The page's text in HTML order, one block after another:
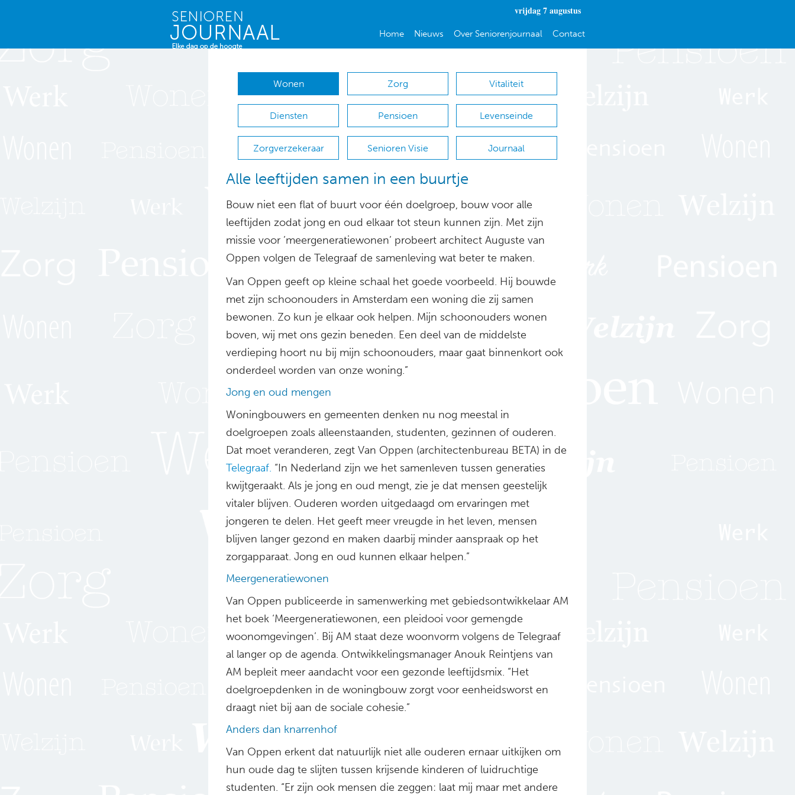
vrijdag 7 augustus
Home Nieuws Over Seniorenjournaal Contact
Wonen Zorg Vitaliteit
Diensten Pensioen Levenseinde
Zorgverzekeraar Senioren Visie Journaal
Alle leeftijden samen in een buurtje
Bouw niet een flat of buurt voor één doelgroep, bouw voor alle
leeftijden zodat jong en oud elkaar tot steun kunnen zijn. Met zijn
missie voor ’meergeneratiewonen’ probeert architect Auguste van
Oppen volgen de Telegraaf de samenleving wat beter te maken.
Van Oppen geeft op kleine schaal het goede voorbeeld. Hij bouwde
met zijn schoonouders in Amsterdam een woning die zij samen
bewonen. Zo kun je elkaar ook helpen. Mijn schoonouders wonen
boven, wij met ons gezin beneden. Een deel van de middelste
verdieping hoort nu bij mijn schoonouders, maar gaat binnenkort ook
onderdeel worden van onze woning.”
Jong en oud mengen
Woningbouwers en gemeenten denken nu nog meestal in
doelgroepen zoals alleenstaanden, studenten, gezinnen of ouderen.
Dat moet veranderen, zegt Van Oppen (architectenbureau BETA) in de
Telegraaf. “In Nederland zijn we het samenleven tussen generaties
kwijtgeraakt. Als je jong en oud mengt, zie je dat mensen geestelijk
vitaler blijven. Ouderen worden uitgedaagd om ervaringen met
jongeren te delen. Het geeft meer vreugde in het leven, mensen
blijven langer gezond en maken daarbij minder aanspraak op het
zorgapparaat. Jong en oud kunnen elkaar helpen.”
Meergeneratiewonen
Van Oppen publiceerde in samenwerking met gebiedsontwikkelaar AM
het boek ‘Meergeneratiewonen, een pleidooi voor gemengde
woonomgevingen’. Bij AM staat deze woonvorm volgens de Telegraaf
al langer op de agenda. Ontwikkelingsmanager Anouk Reintjens van
AM bepleit meer aandacht voor een gezonde leeftijdsmix. “Het
doelgroepdenken in de woningbouw zorgt voor eenheidsworst en
draagt niet bij aan de sociale cohesie.”
Anders dan knarrenhof
Van Oppen erkent dat natuurlijk niet alle ouderen ernaar uitkijken om
hun oude dag te slijten tussen krijsende kinderen of luidruchtige
studenten. “Er zijn ook mensen die zeggen: laat mij maar met andere